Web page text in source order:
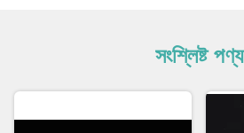
সংশ্লিষ্ট পণ্য